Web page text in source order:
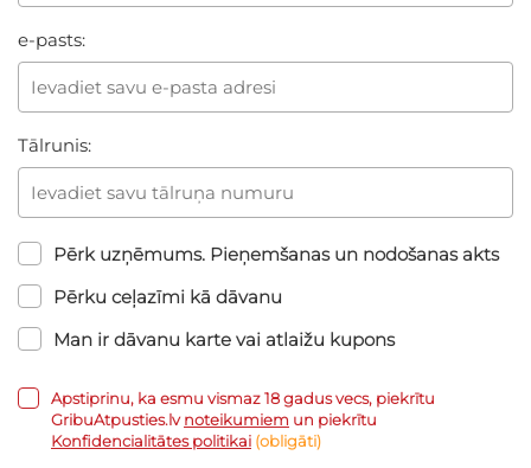
e-pasts:
Tālrunis:
Pērk uzņēmums. Pieņemšanas un nodošanas akts
Pērku ceļazīmi kā dāvanu
Man ir dāvanu karte vai atlaižu kupons
Apstiprinu, ka esmu vismaz 18 gadus vecs, piekrītu
GribuAtpusties.lvnoteikumiem un piekrītu
Konfidencialitātes politikai (obligāti)